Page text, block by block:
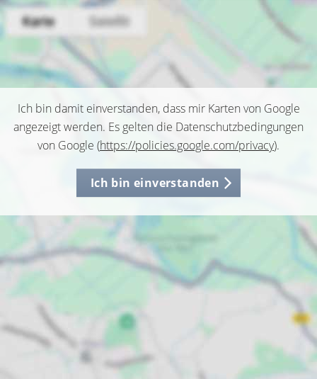
Ich bin damit einverstanden, dass mir Karten von Google
angezeigt werden. Es gelten die Datenschutzbedingungen
von Google (https://policies.google.com/privacy).
Ich bin einverstanden